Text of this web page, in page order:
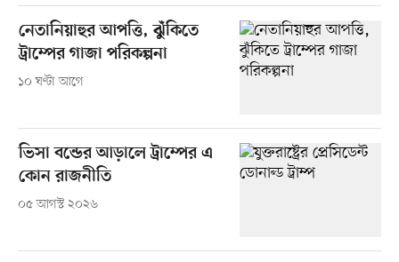
নেতানিয়াহুর আপত্তি, ঝুঁকিতে
ট্রাম্পের গাজা পরিকল্পনা
১০ ঘণ্টা আগে
ভিসা বন্ডের আড়ালে ট্রাম্পের এ
কোন রাজনীতি
০৫ আগস্ট ২০২৬